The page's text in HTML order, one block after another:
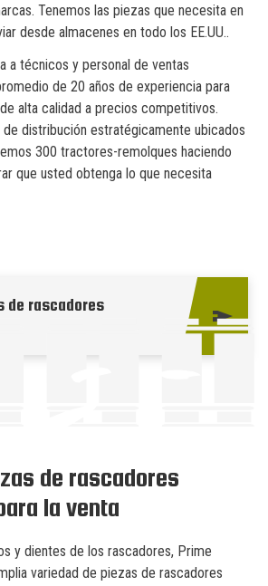
Tenemos las piezas que necesita en
desde almacenes en todo los EE.UU..
a técnicos y personal de ventas
de 20 años de experiencia para
alta calidad a precios competitivos.
distribución estratégicamente ubicados
300 tractores-remolques haciendo
que usted obtenga lo que necesita
de rascadores
de rascadores
la venta
y dientes de los rascadores, Prime
variedad de piezas de rascadores